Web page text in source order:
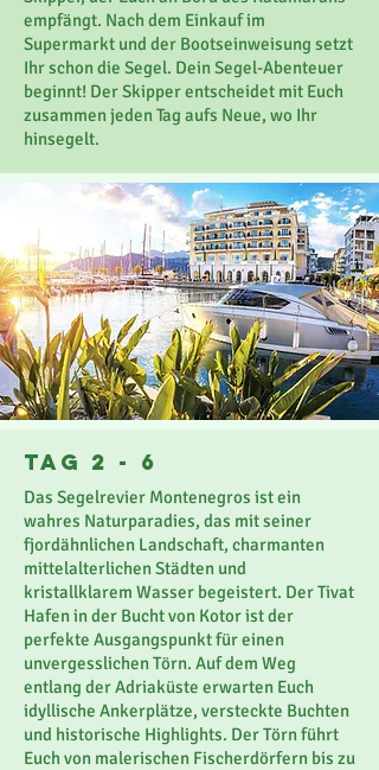
empfängt. Nach dem Einkauf im
Supermarkt und der Bootseinweisung setzt
Ihr schon die Segel. Dein Segel-Abenteuer
beginnt! Der Skipper entscheidet mit Euch
zusammen jeden Tag aufs Neue, wo Ihr
hinsegelt.
Tag 2 - 6
Das Segelrevier Montenegros ist ein
wahres Naturparadies, das mit seiner
fjordähnlichen Landschaft, charmanten
mittelalterlichen Städten und
kristallklarem Wasser begeistert. Der Tivat
Hafen in der Bucht von Kotor ist der
perfekte Ausgangspunkt für einen
unvergesslichen Törn. Auf dem Weg
entlang der Adriaküste erwarten Euch
idyllische Ankerplätze, versteckte Buchten
und historische Highlights. Der Törn führt
Euch von malerischen Fischerdörfern bis zu